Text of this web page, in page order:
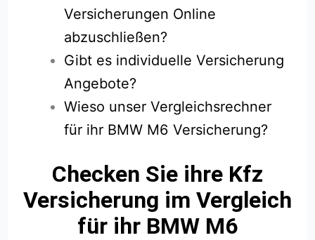
Versicherungen Online
abzuschließen?
Gibt es individuelle Versicherung
Angebote?
Wieso unser Vergleichsrechner
für ihr BMW M6 Versicherung?
Checken Sie ihre Kfz
Versicherung im Vergleich
für ihr BMW M6